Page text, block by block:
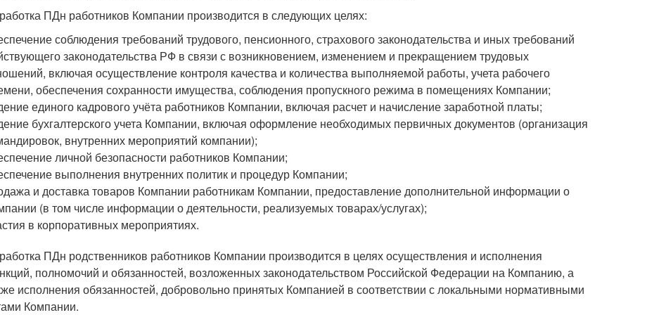
ПДн работников Компании производится в следующих целях:
соблюдения требований трудового, пенсионного, страхового законодательства и иных требований
законодательства РФ в связи с возникновением, изменением и прекращением трудовых
включая осуществление контроля качества и количества выполняемой работы, учета рабочего
обеспечения сохранности имущества, соблюдения пропускного режима в помещениях Компании;
единого кадрового учёта работников Компании, включая расчет и начисление заработной платы;
бухгалтерского учета Компании, включая оформление необходимых первичных документов (организация
внутренних мероприятий компании);
личной безопасности работников Компании;
выполнения внутренних политик и процедур Компании;
и доставка товаров Компании работникам Компании, предоставление дополнительной информации о
(в том числе информации о деятельности, реализуемых товарах/услугах);
в корпоративных мероприятиях.
ПДн родственников работников Компании производится в целях осуществления и исполнения
полномочий и обязанностей, возложенных законодательством Российской Федерации на Компанию, а
исполнения обязанностей, добровольно принятых Компанией в соответствии с локальными нормативными
Компании.